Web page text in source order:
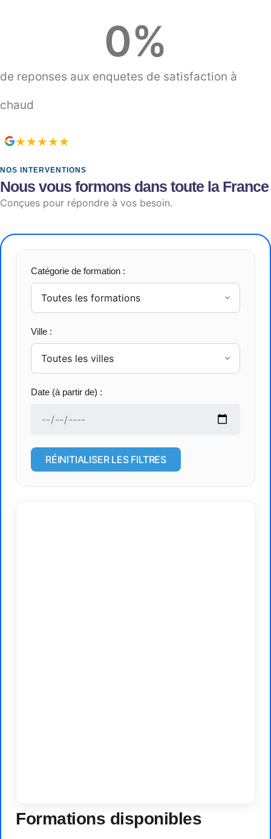
de reponses aux enquetes de satisfaction à
chaud
0%
★★★★★
NOS INTERVENTIONS
Nous vous formons dans toute la France
Conçues pour répondre à vos besoin.
Catégorie de formation :
Ville :
Date (à partir de) :
RÉINITIALISER LES FILTRES
Formations disponibles